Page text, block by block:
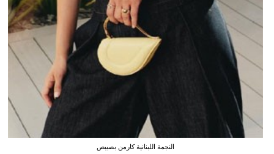
النجمة اللبنانية كارمن بصيبص